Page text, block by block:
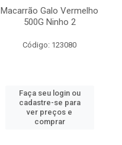
Macarrão Galo Vermelho
500G Ninho 2
Código: 123080
Faça seu login ou
cadastre-se para
ver preços e
comprar